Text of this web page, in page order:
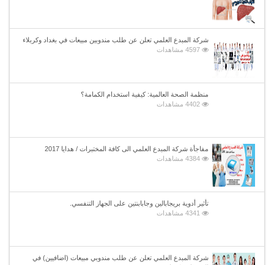
شركة المبدع العلمي تعلن عن طلب مندوبين مبيعات في بغداد وكربلاء
4597 مشاهدات
منظمة الصحة العالمية: كيفية استخدام الكمامة؟
4402 مشاهدات
مفاجأة شركة المبدع العلمي الى كافة المختبرات / هدايا 2017
4384 مشاهدات
تأثير أدوية بريجابالين وجابابنتين على الجهاز التنفسي.
4341 مشاهدات
شركة المبدع العلمي تعلن عن طلب مندوبي مبيعات (اضافيين) في